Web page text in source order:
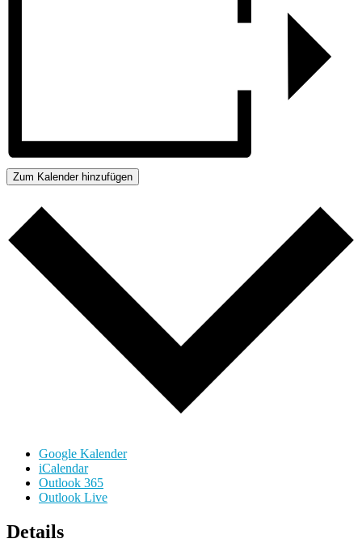
Zum Kalender hinzufügen
Google Kalender
iCalendar
Outlook 365
Outlook Live
Details